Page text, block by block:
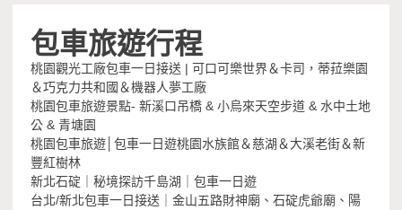
包車旅遊行程
桃園觀光工廠包車一日接送 | 可口可樂世界＆卡司，蒂菈樂園
＆巧克力共和國＆機器人夢工廠
桃園包車旅遊景點- 新溪口吊橋 & 小烏來天空步道 & 水中土地
公 & 青塘園
桃園包車旅遊│包車一日遊桃園水族館＆慈湖＆大溪老街＆新
豐紅樹林
新北石碇｜秘境探訪千島湖｜包車一日遊
台北/新北包車一日接送｜金山五路財神廟、石碇虎爺廟、陽